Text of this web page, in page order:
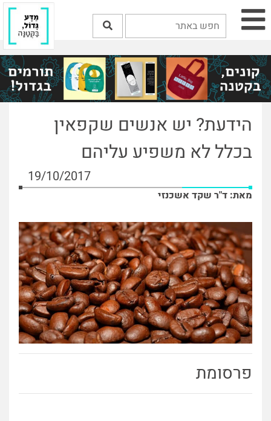
הידעת? יש אנשים שקפאין
בכלל לא משפיע עליהם
19/10/2017
מאת: ד"ר שקד אשכנזי
פרסומת